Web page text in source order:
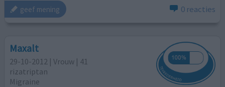
geef mening 0 reacties
Maxalt
29-10-2012 | Vrouw | 41
rizatriptan
Migraine